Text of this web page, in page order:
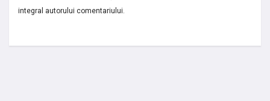
integral autorului comentariului.